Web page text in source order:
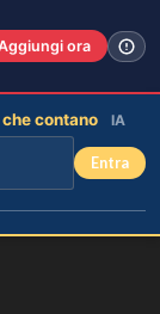
ora
contano IA
Entra